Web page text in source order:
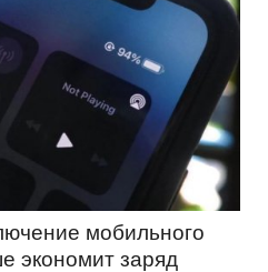
мобильного
экономит заряд